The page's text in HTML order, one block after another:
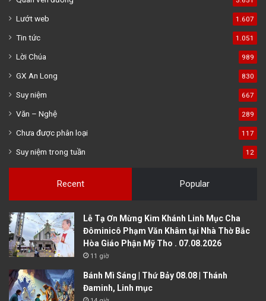
Lướt web 1.607
Tin tức 1.051
Lời Chúa 989
GX An Long 830
Suy niệm 667
Văn – Nghệ 289
Chưa được phân loại 117
Suy niệm trong tuần 12
Recent Popular
Lễ Tạ Ơn Mừng Kim Khánh Linh Mục Cha
Đôminicô Phạm Văn Khâm tại Nhà Thờ Bắc
Hòa Giáo Phận Mỹ Tho . 07.08.2026
11 giờ
Bánh Mì Sáng | Thứ Bảy 08.08 | Thánh
Đaminh, Linh mục